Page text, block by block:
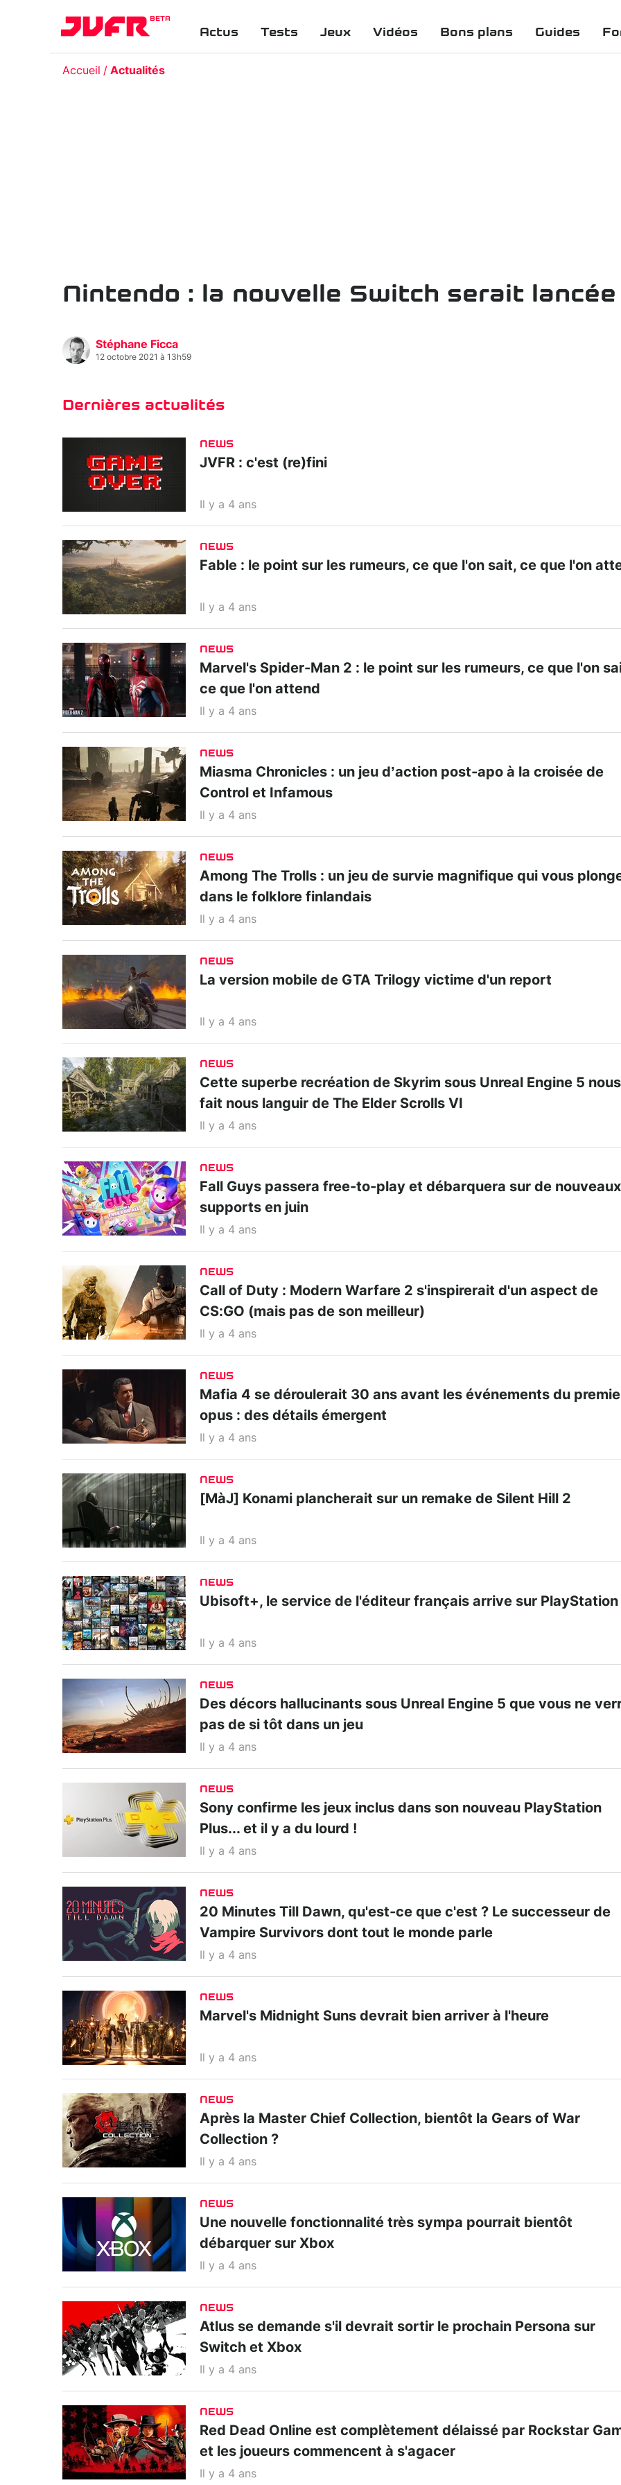
BETA
Actus Tests Jeux Vidéos Bons plans Guides
Accueil Actualités
Nintendo : la nouvelle Switch serait
Stéphane Ficca
12 octobre 2021 à 13h59
Dernières actualités
NEWS
JVFR : c'est (re)fini
Il y a 4 ans
NEWS
Fable : le point sur les rumeurs, ce que l'on sait, ce que l'on
Il y a 4 ans
NEWS
Marvel's Spider-Man 2 : le point sur les rumeurs, ce que l'on
ce que l'on attend
Il y a 4 ans
NEWS
Miasma Chronicles : un jeu d’action post-apo à la croisée de
Control et Infamous
Il y a 4 ans
NEWS
Among The Trolls : un jeu de survie magnifique qui vous
dans le folklore finlandais
Il y a 4 ans
NEWS
La version mobile de GTA Trilogy victime d'un report
Il y a 4 ans
NEWS
Cette superbe recréation de Skyrim sous Unreal Engine 5 nous
fait nous languir de The Elder Scrolls VI
Il y a 4 ans
NEWS
Fall Guys passera free-to-play et débarquera sur de nouveaux
supports en juin
Il y a 4 ans
NEWS
Call of Duty : Modern Warfare 2 s'inspirerait d'un aspect de
CS:GO (mais pas de son meilleur)
Il y a 4 ans
NEWS
Mafia 4 se déroulerait 30 ans avant les événements du
opus : des détails émergent
Il y a 4 ans
NEWS
[MàJ] Konami plancherait sur un remake de Silent Hill 2
Il y a 4 ans
NEWS
Ubisoft+, le service de l'éditeur français arrive sur PlayStation
Il y a 4 ans
NEWS
Des décors hallucinants sous Unreal Engine 5 que vous ne
pas de si tôt dans un jeu
Il y a 4 ans
NEWS
Sony confirme les jeux inclus dans son nouveau PlayStation
Plus... et il y a du lourd !
Il y a 4 ans
NEWS
20 Minutes Till Dawn, qu'est-ce que c'est ? Le successeur de
Vampire Survivors dont tout le monde parle
Il y a 4 ans
NEWS
Marvel's Midnight Suns devrait bien arriver à l'heure
Il y a 4 ans
NEWS
Après la Master Chief Collection, bientôt la Gears of War
Collection ?
Il y a 4 ans
NEWS
Une nouvelle fonctionnalité très sympa pourrait bientôt
débarquer sur Xbox
Il y a 4 ans
NEWS
Atlus se demande s'il devrait sortir le prochain Persona sur
Switch et Xbox
Il y a 4 ans
NEWS
Red Dead Online est complètement délaissé par Rockstar
et les joueurs commencent à s'agacer
Il y a 4 ans